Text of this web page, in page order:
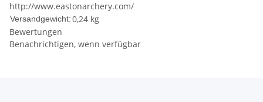
http://www.eastonarchery.com/
Versandgewicht:0,24 kg
Bewertungen
Benachrichtigen, wenn verfügbar